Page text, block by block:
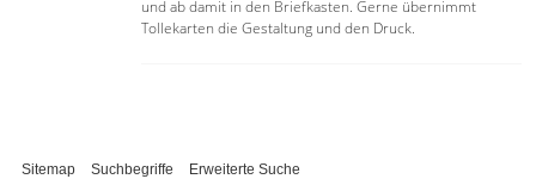
und ab damit in den Briefkasten. Gerne übernimmt
Tollekarten die Gestaltung und den Druck.
Sitemap Suchbegriffe Erweiterte Suche